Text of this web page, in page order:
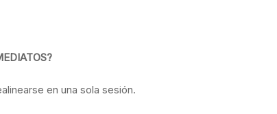
en una sola sesión.